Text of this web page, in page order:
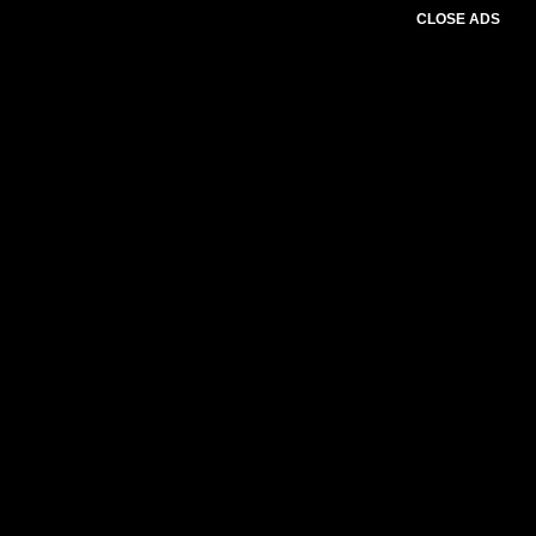
CLOSE ADS